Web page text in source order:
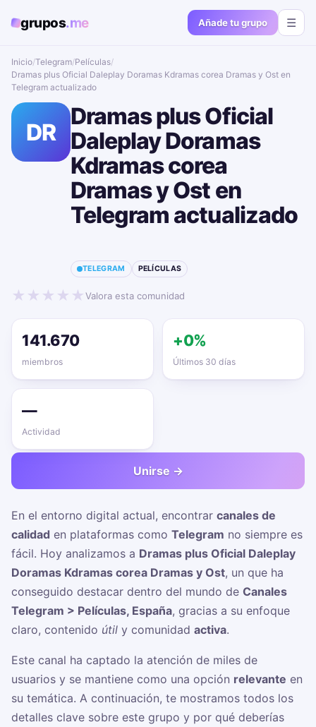
grupos.me Añade tu grupo ☰
Inicio/Telegram/Películas/
Dramas plus Oficial Daleplay Doramas Kdramas corea Dramas y Ost en
Telegram actualizado📱🔥
DR
Dramas plus Oficial
Daleplay Doramas
Kdramas corea
Dramas y Ost en
Telegram actualizado
TELEGRAM PELÍCULAS
★ ★ ★ ★ ★Valora esta comunidad
141.670
miembros
+0%
Últimos 30 días
—
Actividad
Unirse →
En el entorno digital actual, encontrar canales de
calidad en plataformas como Telegram no siempre es
fácil. Hoy analizamos a Dramas plus Oficial Daleplay
Doramas Kdramas corea Dramas y Ost, un que ha
conseguido destacar dentro del mundo de Canales
Telegram > Películas, España, gracias a su enfoque
claro, contenido útil y comunidad activa.
Este canal ha captado la atención de miles de
usuarios y se mantiene como una opción relevante en
su temática. A continuación, te mostramos todos los
detalles clave sobre este grupo y por qué deberías